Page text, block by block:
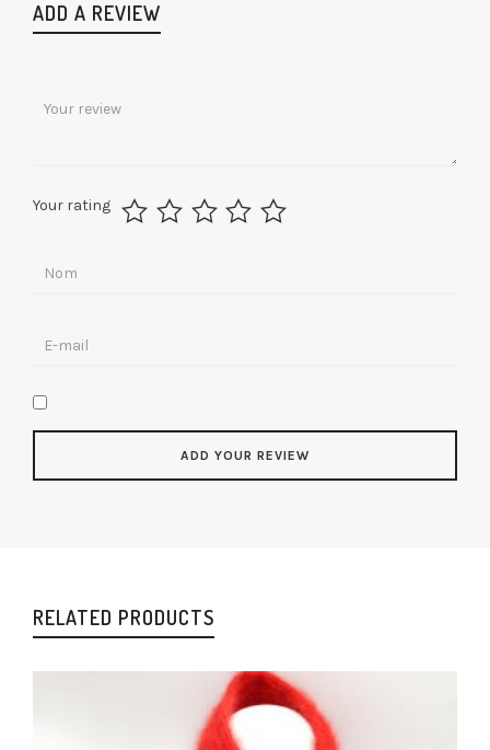
ADD A REVIEW
Your rating
RELATED PRODUCTS